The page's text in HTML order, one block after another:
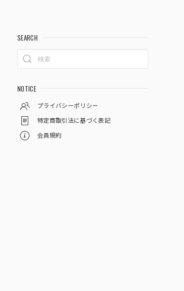
SEARCH
NOTICE
プライバシーポリシー
特定商取引法に基づく表記
会員規約